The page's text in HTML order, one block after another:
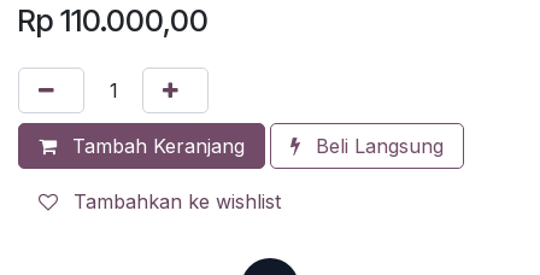
Rp 110.000,00
Tambah Keranjang Beli Langsung
Tambahkan ke wishlist